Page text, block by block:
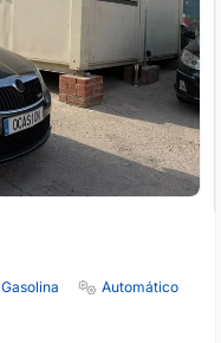
Gasolina
Automático